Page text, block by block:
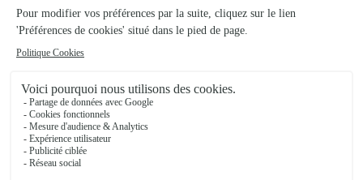
Nice Fleurs
★★★★★3.3 (83)
Voir la boutique